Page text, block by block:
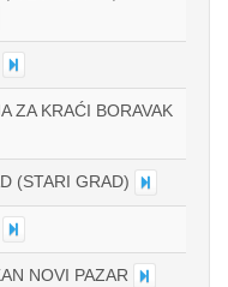
ZA KRAĆI BORAVAK
(STARI GRAD)
NOVI PAZAR